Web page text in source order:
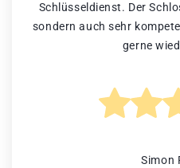
Schlüsseldienst. Der
sondern auch sehr
gerne
Simon